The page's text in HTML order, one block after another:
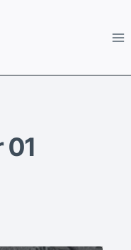
01